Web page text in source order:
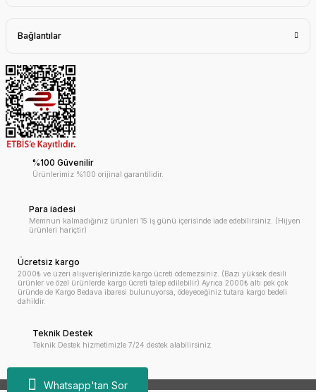
Whatsapp'tan Sor
Bağlantılar
%100 Güvenilir
Ürünlerimiz %100 orijinal garantilidir.
Para iadesi
Memnun kalmadığınız ürünleri 15 iş günü içerisinde iade edebilirsiniz. (Hijyen
ürünleri hariçtir)
Ücretsiz kargo
2000₺ ve üzeri alışverişlerinizde kargo ücreti ödemezsiniz. (Bazı yüksek desili
ürünler ve özel ürünlerde kargo ücreti talep edilebilir) Ayrıca 2000₺ altı pek çok
üründe de Kargo Bedava ibaresi bulunuyorsa, ödeyeceğiniz tutara kargo bedeli
dahildir.
Teknik Destek
Teknik Destek hizmetimizle 7/24 destek alabilirsiniz.